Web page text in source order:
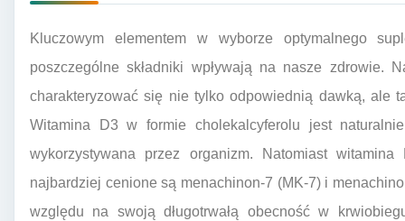
Kluczowym elementem w wyborze optymalnego
poszczególne składniki wpływają na nasze zdrowie.
charakteryzować się nie tylko odpowiednią dawką, ale
Witamina D3 w formie cholekalcyferolu jest
wykorzystywana przez organizm. Natomiast
najbardziej cenione są menachinon-7 (MK-7) i
względu na swoją długotrwałą obecność w